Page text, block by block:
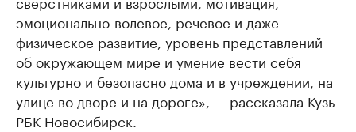
эмоционально-волевое, речевое и даже
физическое развитие, уровень представлений
об окружающем мире и умение вести себя
культурно и безопасно дома и в учреждении, на
улице во дворе и на дороге», — рассказала Кузь
РБК Новосибирск.